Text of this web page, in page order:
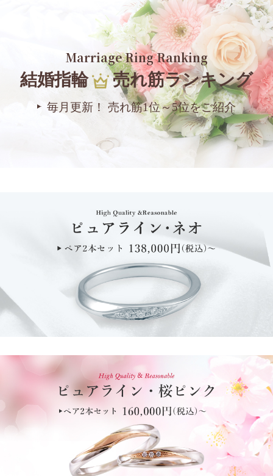
Marriage Ring Ranking
結婚指輪 売れ筋ランキング
毎月更新！ 売れ筋1位～5位をご紹介